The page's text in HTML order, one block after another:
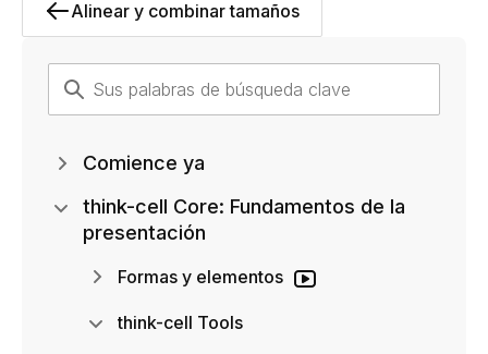
Alinear y combinar tamaños
Comience ya
think-cell Core: Fundamentos de la
presentación
Formas y elementos
think-cell Tools